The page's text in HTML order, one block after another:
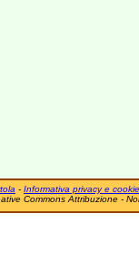
- Informativa privacy e cookie
Commons Attribuzione -